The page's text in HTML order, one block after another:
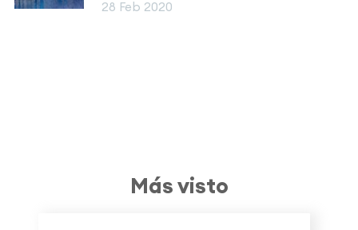
28 Feb 2020
Más visto